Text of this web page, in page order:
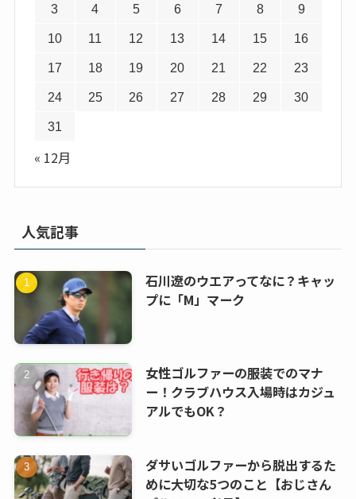
3 4 5 6 7 8 9
10 11 12 13 14 15 16
17 18 19 20 21 22 23
24 25 26 27 28 29 30
31
« 12月
人気記事
石川遼のウエアってなに？キャッ
プに「M」マーク
女性ゴルファーの服装でのマナ
ー！クラブハウス入場時はカジュ
アルでもOK？
ダサいゴルファーから脱出するた
めに大切な5つのこと【おじさん